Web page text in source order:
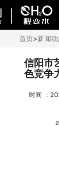
首页>新闻
信阳市
色竞争
时间 ：